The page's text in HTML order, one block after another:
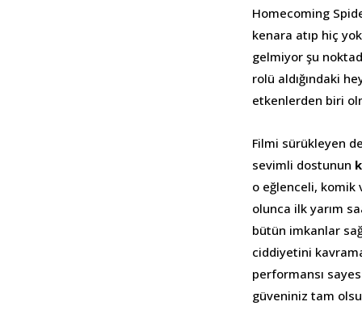
Homecoming
kenara atıp hiç
gelmiyor şu
rolü aldığındaki
etkenlerden biri
Filmi sürükleyen
sevimli dostunun
o eğlenceli, komik
olunca ilk yarım
bütün imkanlar
ciddiyetini
performansı
güveniniz tam